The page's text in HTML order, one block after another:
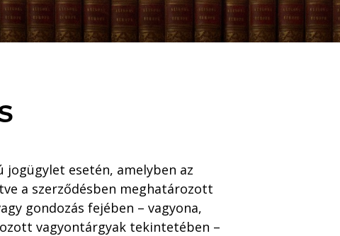
esetén, amelyben az
a szerződésben meghatározott
gondozás fejében – vagyona,
vagyontárgyak tekintetében –